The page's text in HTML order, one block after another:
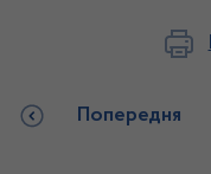
Попередня